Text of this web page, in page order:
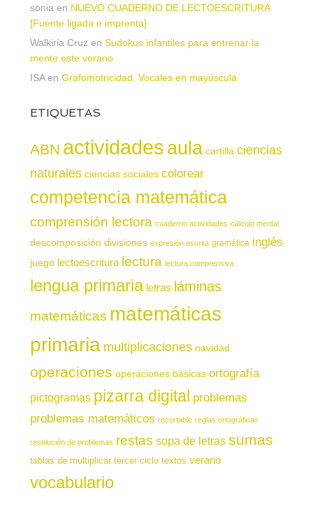
sonia en NUEVO CUADERNO DE LECTOESCRITURA
[Fuente ligada e imprenta]
Walkiria Cruz en Sudokus infantiles para entrenar la
mente este verano
ISAen Grafomotricidad. Vocales en mayúscula
ETIQUETAS
ABN actividadesaula cartilla ciencias
naturales ciencias sociales colorear
competencia matemática
comprensión lectora cuaderno actividades cálculo mental
descomposición divisiones expresión escrita gramática inglés
juego lectoescritura lectura lectura comprensiva
lengua primaria letras láminas
matemáticas matemáticas
primaria multiplicaciones navidad
operaciones operaciones básicas ortografía
pictogramas pizarra digital problemas
problemas matemáticos recortable reglas ortográficas
resolución de problemas restas sopa de letras sumas
tablas de multiplicar tercer ciclo textos verano
vocabulario